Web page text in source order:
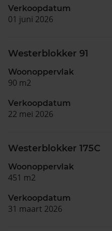
Verkoopdatum
01 juni 2026
Westerblokker 91
Woonoppervlak
90 m2
Verkoopdatum
22 mei 2026
Westerblokker 175C
Woonoppervlak
451 m2
Verkoopdatum
31 maart 2026